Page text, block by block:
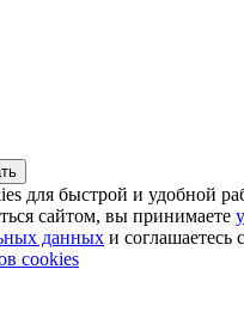
для быстрой и удобной
сайтом, вы принимаете
данных и соглашаетесь с
cookies